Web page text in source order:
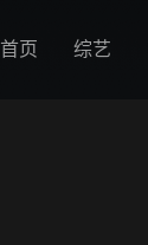
首页 综艺